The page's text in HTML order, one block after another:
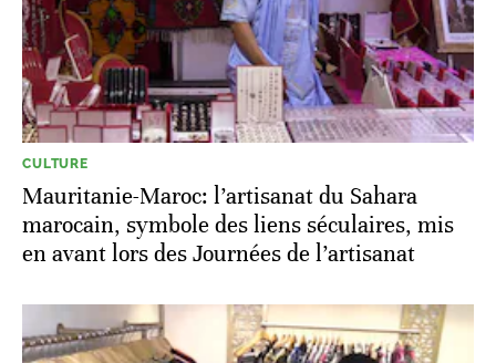
CULTURE
Mauritanie-Maroc: l’artisanat du Sahara
marocain, symbole des liens séculaires, mis
en avant lors des Journées de l’artisanat